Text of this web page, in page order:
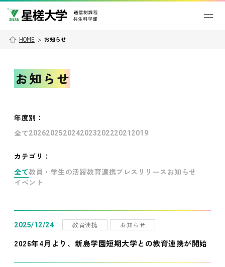
HOME > お知らせ
お知らせ
年度別 ：
全て202620252024202320222021 2019
カテゴリ：
全て教員・学生の活躍教育連携プレスリリース お知らせ
イベント
2025/12/24 教育連携 お知らせ
2026年4月より、新島学園短期大学との教育連携が開始